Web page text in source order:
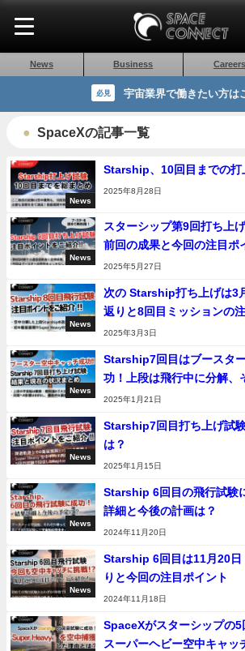
News Business Careers
必見 宇宙業界で働きたい方は
SpaceXの記事一覧
News
Starship、10回目までの打
2025年8月28日
News
スターシップ第9回打ち上
前回の成果と今回の注目ポ
2025年5月27日
News
次の Starship打ち上げは3
返りと8回目ミッションの
2025年3月3日
News
Starship7回目はブースタ
功！上段は飛行中に分解、
2025年1月21日
News
Starship7回目打ち上げ試
は？
2025年1月15日
News
Starship 6回目の飛行試験
詳細と今後の計画は？
2024年11月20日
News
Starship 6回目は11月20日
りと今回の注目ポイント
2024年11月18日
SpaceXがスターシップの5
スーパーヘビー空中キャッ